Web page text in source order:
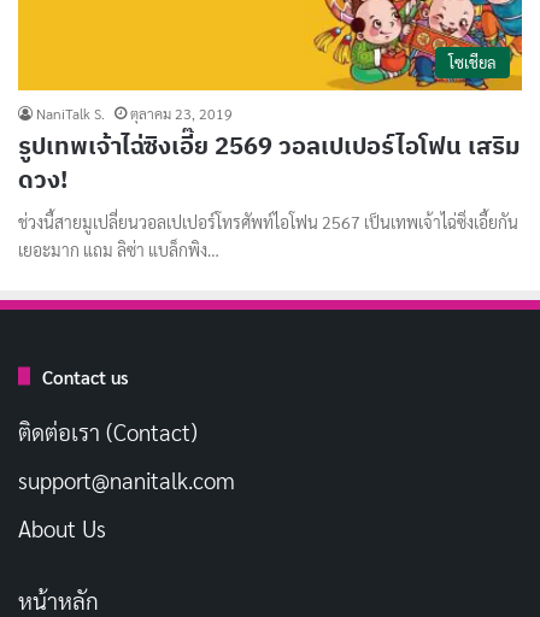
โซเชียล
NaniTalk S. ตุลาคม 23, 2019
รูปเทพเจ้าไฉ่ซิงเอี๊ย 2569 วอลเปเปอร์ไอโฟน เสริม
ดวง!
ช่วงนี้สายมูเปลี่ยนวอลเปเปอร์โทรศัพท์ไอโฟน 2567 เป็นเทพเจ้าไฉ่ซิ่งเอี้ยกัน
เยอะมาก แถม ลิซ่า แบล็กพิง…
Contact us
ติดต่อเรา (Contact)
support@nanitalk.com
About Us
หน้าหลัก